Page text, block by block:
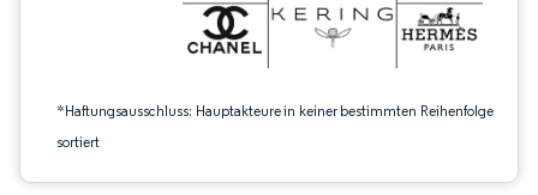
*Haftungsausschluss: Hauptakteure in keiner bestimmten Reihenfolge
sortiert